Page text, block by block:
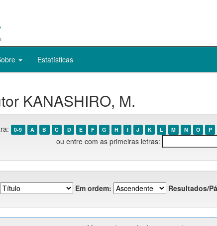
Estatísticas
KANASHIRO, M.
0-9 A B C D E F G H I J K L M N O P
ou entre com as primeiras letras:
Em ordem: Resultados/